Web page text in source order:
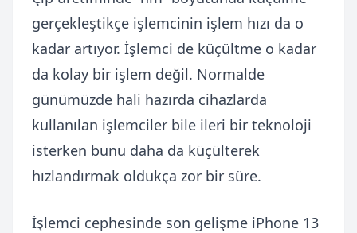
gerçekleştikçe işlemcinin işlem hızı da o
kadar artıyor. İşlemci de küçültme o kadar
da kolay bir işlem değil. Normalde
günümüzde hali hazırda cihazlarda
kullanılan işlemciler bile ileri bir teknoloji
isterken bunu daha da küçülterek
hızlandırmak oldukça zor bir süre.
İşlemci cephesinde son gelişme iPhone 13